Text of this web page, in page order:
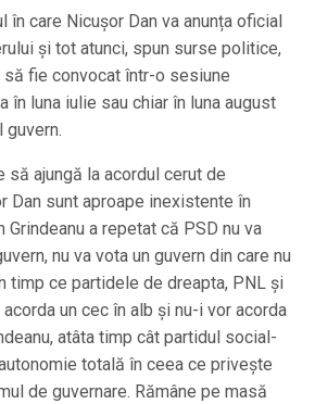
în care Nicuşor Dan va anunța oficial
și tot atunci, spun surse politice,
să fie convocat într-o sesiune
în luna iulie sau chiar în luna august
guvern.
să ajungă la acordul cerut de
Dan sunt aproape inexistente în
Grindeanu a repetat că PSD nu va
nu va vota un guvern din care nu
timp ce partidele de dreapta, PNL și
acorda un cec în alb și nu-i vor acorda
atâta timp cât partidul social-
totală în ceea ce privește
de guvernare. Rămâne pe masă